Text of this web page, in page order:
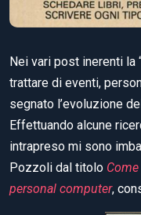
Nei vari post inerenti la
trattare di eventi,
segnato l’evoluzione
Effettuando alcune
intrapreso mi sono
Pozzoli dal titolo
personal computer,